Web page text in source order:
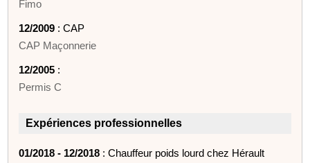
Fimo
12/2009 : CAP
CAP Maçonnerie
12/2005 :
Permis C
Expériences professionnelles
01/2018 - 12/2018 : Chauffeur poids lourd chez Hérault